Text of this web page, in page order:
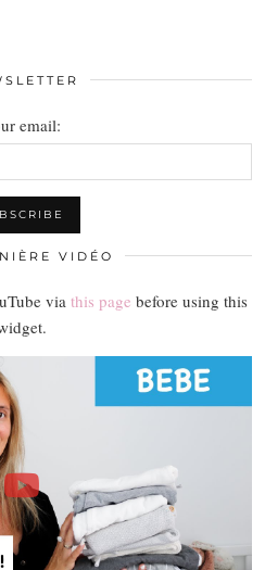
email:
VIDÉO
via this page before using this